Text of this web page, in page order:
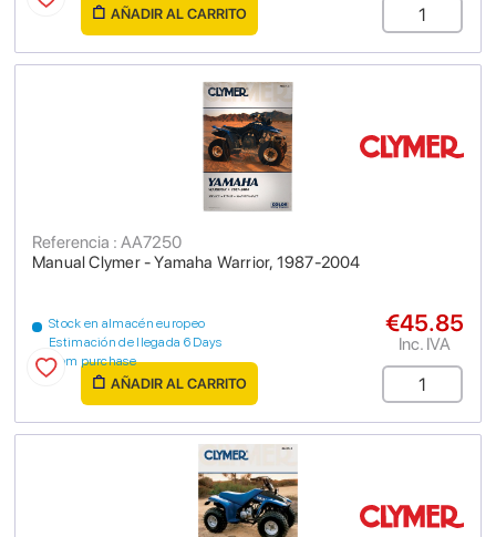
AÑADIR AL CARRITO
Manual Clymer - Yamaha Warrior, 1987-2004
Referencia : AA7250
Stock en almacén europeo
Estimación de llegada 6 Days
from purchase
€45.85
Inc. IVA
AÑADIR AL CARRITO